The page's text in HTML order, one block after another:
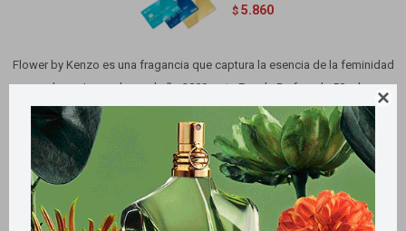

$ 5.860
Flower by Kenzo es una fragancia que captura la esencia de la feminidad
moderna. Lanzado en el año 2000, este Eau de Parfum de 50 ml se
presenta en un elegante spray, ideal para la mujer que busca un toque
distintivo en su día a día.
Métodos y costos de envío
Retiros gratuitos en tiendas